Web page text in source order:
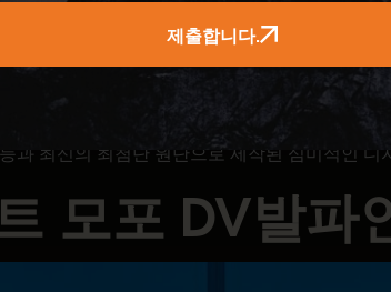
과 최신의 최첨단 원단으로 제작된 심미적인 디
모포 DV발파
제출합니다.